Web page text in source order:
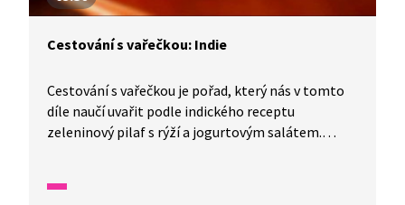
Cestování s vařečkou: Indie
Cestování s vařečkou je pořad, který nás v tomto
díle naučí uvařit podle indického receptu
zeleninový pilaf s rýží a jogurtovým salátem.
netradičně prostřený stůl, na kterém toho